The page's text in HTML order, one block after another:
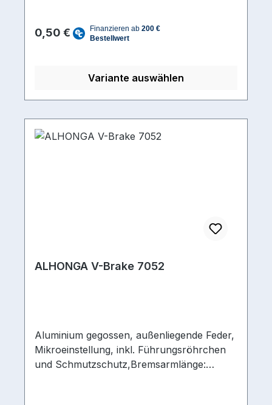
0,50 €
Variante auswählen
ALHONGA V-Brake 7052
Aluminium gegossen, außenliegende Feder,
Mikroeinstellung, inkl. Führungsröhrchen
und Schmutzschutz,Bremsarmlänge: